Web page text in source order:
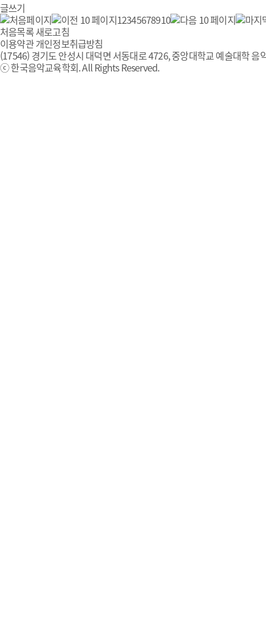
글쓰기
12345678910
처음목록새로고침
이용약관개인정보취급방침
(17546) 경기도 안성시 대덕면 서동대로 4726, 중앙대학교 예술대학 음
ⓒ 한국음악교육학회. All Rights Reserved.